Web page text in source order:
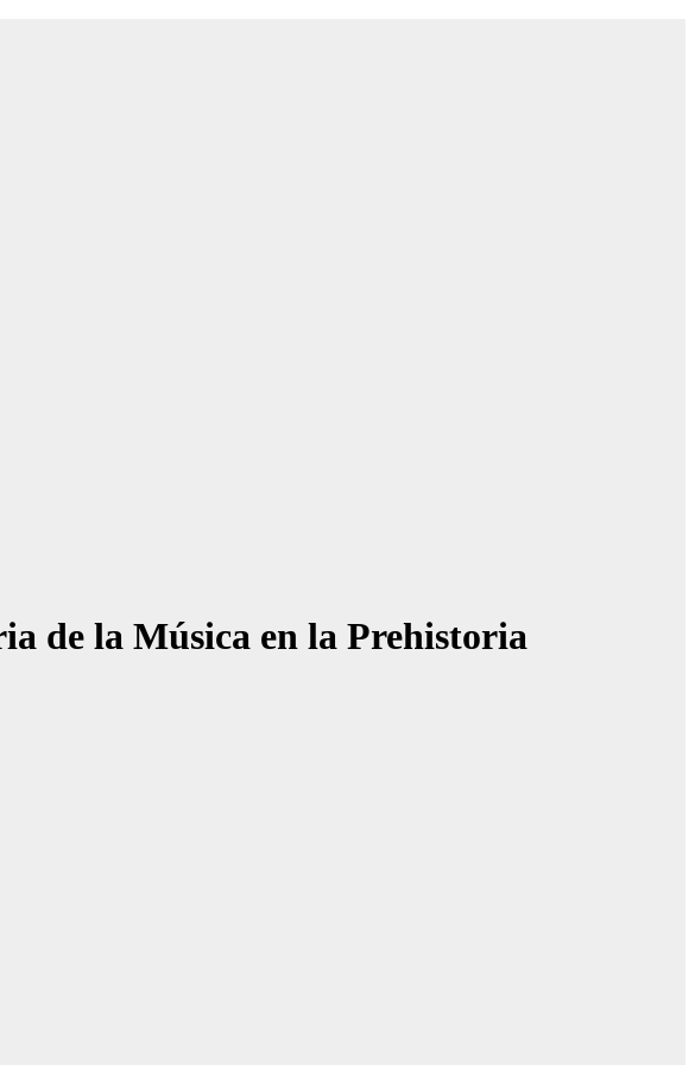
de la Música en la Prehistoria